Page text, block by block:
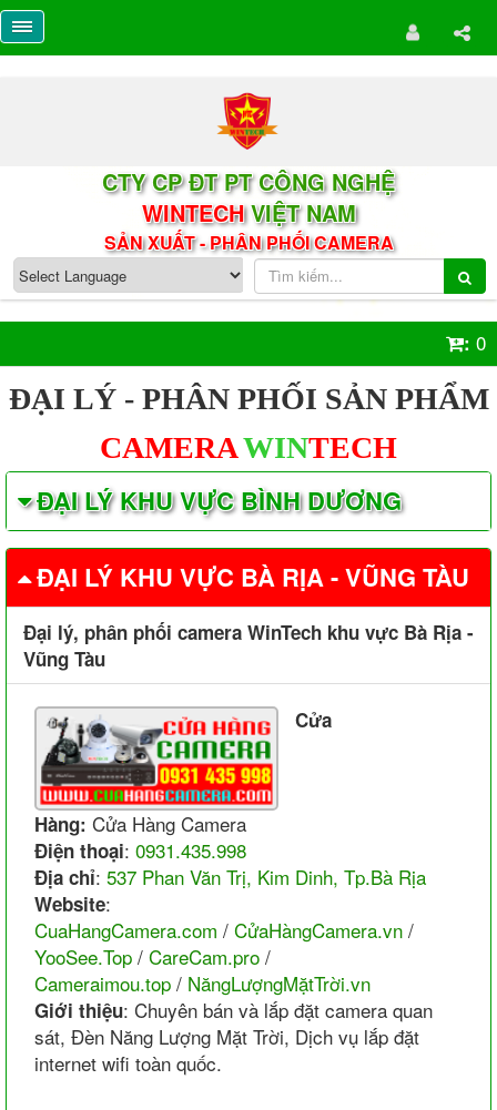
CTY CP ĐT PT CÔNG NGHỆ
WINTECHVIỆT NAM
SẢN XUẤT - PHÂN PHỐI CAMERA
: 0
ĐẠI LÝ - PHÂN PHỐI SẢN PHẨM
CAMERAWINTECH
ĐẠI LÝ KHU VỰC BÌNH DƯƠNG
ĐẠI LÝ KHU VỰC BÀ RỊA - VŨNG TÀU
Đại lý, phân phối camera WinTech khu vực Bà Rịa -
Vũng Tàu
Cửa
Hàng: Cửa Hàng Camera
Điện thoại: 0931.435.998
Địa chỉ: 537 Phan Văn Trị, Kim Dinh, Tp.Bà Rịa
Website:
CuaHangCamera.com / CửaHàngCamera.vn /
YooSee.Top / CareCam.pro /
Cameraimou.top / NăngLượngMặtTrời.vn
Giới thiệu: Chuyên bán và lắp đặt camera quan
sát, Đèn Năng Lượng Mặt Trời, Dịch vụ lắp đặt
internet wifi toàn quốc.